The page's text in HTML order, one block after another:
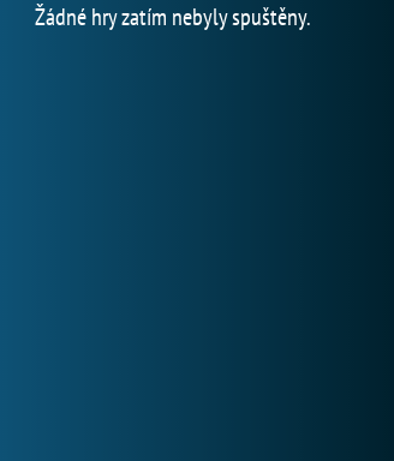
Žádné hry zatím nebyly spuštěny.